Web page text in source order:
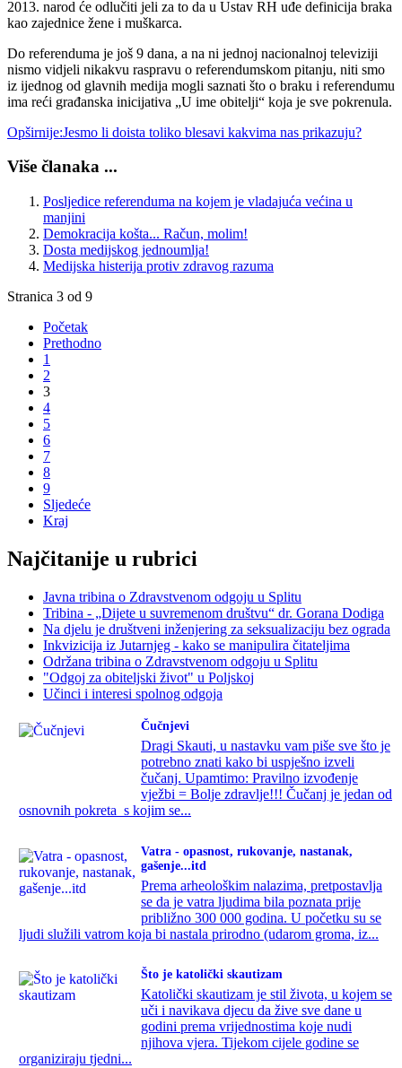
2013. narod će odlučiti jeli za to da u Ustav RH uđe definicija braka
kao zajednice žene i muškarca.
Do referenduma je još 9 dana, a na ni jednoj nacionalnoj televiziji
nismo vidjeli nikakvu raspravu o referendumskom pitanju, niti smo
iz ijednog od glavnih medija mogli saznati što o braku i referendumu
ima reći građanska inicijativa „U ime obitelji“ koja je sve pokrenula.
Opširnije:Jesmo li doista toliko blesavi kakvima nas prikazuju?
Više članaka ...
Posljedice referenduma na kojem je vladajuća većina u
manjini
Demokracija košta... Račun, molim!
Dosta medijskog jednoumlja!
Medijska histerija protiv zdravog razuma
Stranica 3 od 9
Početak
Prethodno
1
2
3
4
5
6
7
8
9
Sljedeće
Kraj
Najčitanije u rubrici
Javna tribina o Zdravstvenom odgoju u Splitu
Tribina - „Dijete u suvremenom društvu“ dr. Gorana Dodiga
Na djelu je društveni inženjering za seksualizaciju bez ograda
Inkvizicija iz Jutarnjeg - kako se manipulira čitateljima
Održana tribina o Zdravstvenom odgoju u Splitu
"Odgoj za obiteljski život" u Poljskoj
Učinci i interesi spolnog odgoja
Čučnjevi
Dragi Skauti, u nastavku vam piše sve što je
potrebno znati kako bi uspješno izveli
čučanj. Upamtimo: Pravilno izvođenje
vježbi = Bolje zdravlje!!! Čučanj je jedan od
osnovnih pokreta s kojim se...
Vatra - opasnost, rukovanje, nastanak,
gašenje...itd
Prema arheološkim nalazima, pretpostavlja
se da je vatra ljudima bila poznata prije
približno 300 000 godina. U početku su se
ljudi služili vatrom koja bi nastala prirodno (udarom groma, iz...
Što je katolički skautizam
Katolički skautizam je stil života, u kojem se
uči i navikava djecu da žive sve dane u
godini prema vrijednostima koje nudi
njihova vjera. Tijekom cijele godine se
organiziraju tjedni...